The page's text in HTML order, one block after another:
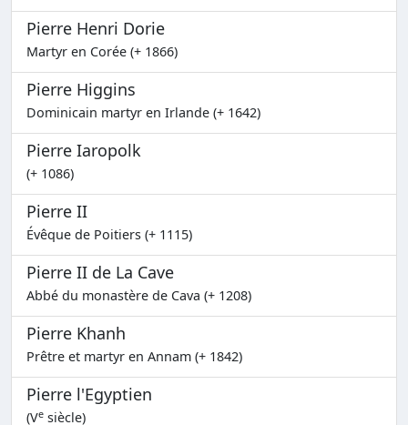
Pierre Henri Dorie
Martyr en Corée (+ 1866)
Pierre Higgins
Dominicain martyr en Irlande (+ 1642)
Pierre Iaropolk
(+ 1086)
Pierre II
Évêque de Poitiers (+ 1115)
Pierre II de La Cave
Abbé du monastère de Cava (+ 1208)
Pierre Khanh
Prêtre et martyr en Annam (+ 1842)
Pierre l'Egyptien
(Ve siècle)